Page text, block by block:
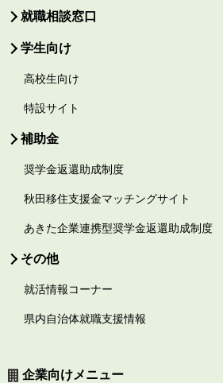
就職相談窓口
学生向け
高校生向け
特設サイト
補助金
奨学金返還助成制度
秋田移住支援金マッチングサイト
あきた企業連携型奨学金返還助成制度
その他
就活情報コーナー
県内自治体就職支援情報
企業向けメニュー